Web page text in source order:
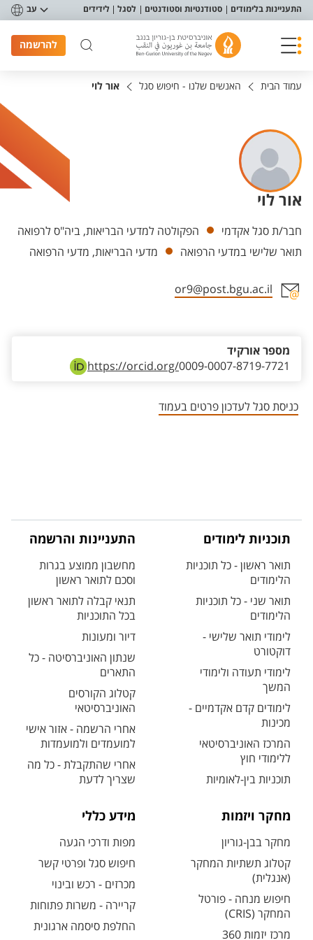
תפריט נגישות
התעניינות בלימודים סטודנטיות וסטודנטים לסגל לידידים עב
להרשמה
עמוד הבית האנשים שלנו - חיפוש סגל אור לוי
אור לוי
יחידות
חבר/ת סגל אקדמי
הפקולטה למדעי הבריאות, ביה"ס לרפואה
תואר שלישי במדעי הרפואה
מדעי הבריאות, מדעי הרפואה
or9@post.bgu.ac.il
https://orcid.org/0009-0007-8719-7721
מספר אורקיד
כניסת סגל לעדכון פרטים בעמוד
תוכניות לימודים
תואר ראשון - כל תוכניות
הלימודים
תואר שני - כל תוכניות
הלימודים
לימודי תואר שלישי -
דוקטורט
לימודי תעודה ולימודי
המשך
לימודים קדם אקדמיים -
מכינות
המרכז האוניברסיטאי
ללימודי חוץ
תוכניות בין-לאומיות
התעניינות והרשמה
מחשבון ממוצע בגרות
וסכם לתואר ראשון
תנאי קבלה לתואר ראשון
בכל התוכניות
דיור ומעונות
שנתון האוניברסיטה - כל
התארים
קטלוג הקורסים
האוניברסיטאי
אחרי הרשמה - אזור אישי
למועמדים ולמועמדות
אחרי שהתקבלת - כל מה
שצריך לדעת
מחקר ויזמות
מחקר בבן-גוריון
קטלוג תשתיות המחקר
(אנגלית)
חיפוש מנחה - פורטל
המחקר (CRIS)
מרכז יזמות 360
מידע כללי
מפות ודרכי הגעה
חיפוש סגל ופרטי קשר
מכרזים - רכש ובינוי
קריירה - משרות פתוחות
החלפת סיסמה ארגונית